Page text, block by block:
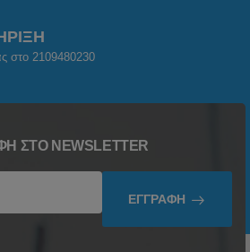
στο 2109480230
ΣΤΟ NEWSLETTER
ΕΓΓΡΑΦΉ